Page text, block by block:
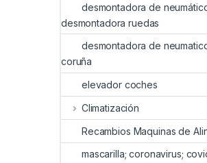
desmontadora de
desmontadora ruedas
desmontadora de
coruña
elevador coches
Climatización
Recambios Maquinas de
mascarilla; coronavirus;